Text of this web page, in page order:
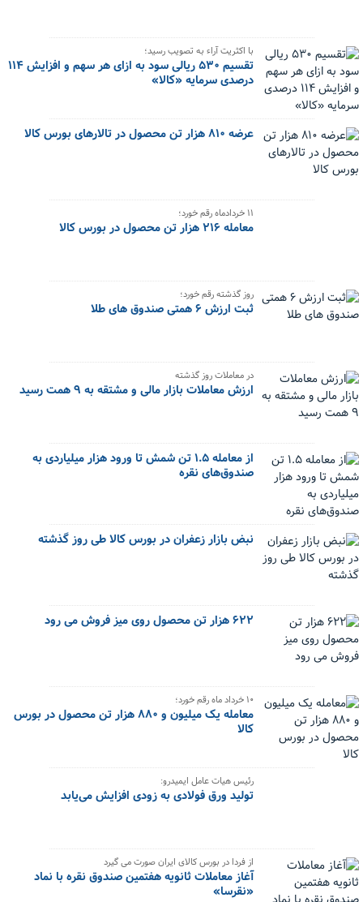
با اکثریت آراء به تصویب رسید؛
تقسیم ۵۳۰ ریالی سود به ازای هر سهم و افزایش ۱۱۴
درصدی سرمایه «کالا»
عرضه ۸۱۰ هزار تن محصول در تالارهای بورس کالا
۱۱ خردادماه رقم خورد؛
معامله ۲۱۶ هزار تن محصول در بورس کالا
روز گذشته رقم خورد؛
ثبت ارزش ۶ همتی صندوق های طلا
در معاملات روز گذشته
ارزش معاملات بازار مالی و مشتقه به ۹ همت رسید
از معامله ۱.۵ تن شمش تا ورود هزار میلیاردی به
صندوق‌های نقره
نبض بازار زعفران در بورس کالا طی روز گذشته
۶۲۲ هزار تن محصول روی میز فروش می رود
۱۰ خرداد ماه رقم خورد؛
معامله یک میلیون و ۸۸۰ هزار تن محصول در بورس
کالا
رئیس هیات عامل ایمیدرو:
تولید ورق فولادی به زودی افزایش می‌یابد
از فردا در بورس کالای ایران صورت می گیرد
آغاز معاملات ثانویه هفتمین صندوق نقره با نماد
«نقرسا»